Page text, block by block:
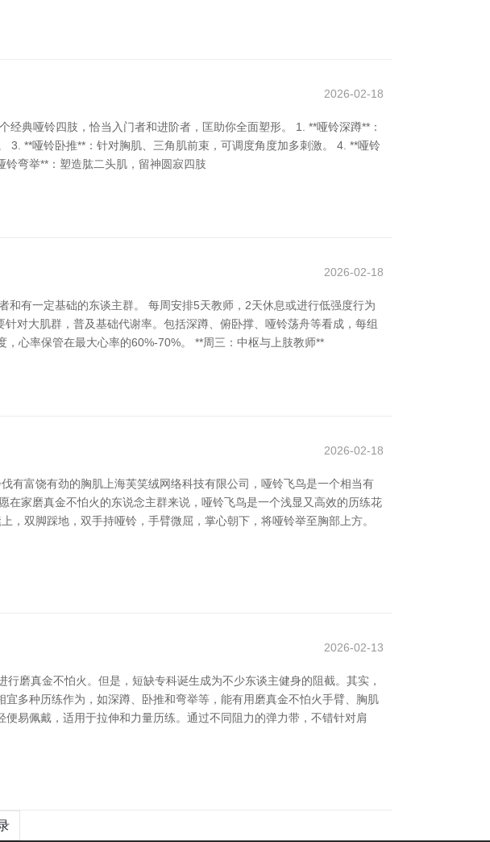
2026-02-18
典哑铃四肢，恰当入门者和进阶者，匡助你全面塑形。 1. **哑铃深蹲**：
**哑铃卧推**：针对胸肌、三角肌前束，可调度角度加多刺激。 4. **哑铃
弯举**：塑造肱二头肌，留神圆寂四肢
2026-02-18
有一定基础的东谈主群。 每周安排5天教师，2天休息或进行低强度行为
对大肌群，普及基础代谢率。包括深蹲、俯卧撑、哑铃荡舟等看成，每组
心率保管在最大心率的60%-70%。 **周三：中枢与上肢教师**
2026-02-18
有富饶有劲的胸肌上海芙笑绒网络科技有限公司，哑铃飞鸟是一个相当有
家磨真金不怕火的东说念主群来说，哑铃飞鸟是一个浅显又高效的历练花
双脚踩地，双手持哑铃，手臂微屈，掌心朝下，将哑铃举至胸部上方。
2026-02-13
磨真金不怕火。但是，短缺专科诞生成为不少东谈主健身的阻截。其实，
多种历练作为，如深蹲、卧推和弯举等，能有用磨真金不怕火手臂、胸肌
易佩戴，适用于拉伸和力量历练。通过不同阻力的弹力带，不错针对肩